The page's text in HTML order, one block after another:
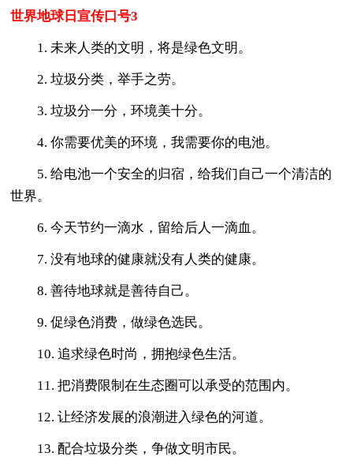
世界地球日宣传口号3
1. 未来人类的文明，将是绿色文明。
2. 垃圾分类，举手之劳。
3. 垃圾分一分，环境美十分。
4. 你需要优美的环境，我需要你的电池。
5. 给电池一个安全的归宿，给我们自己一个清洁的
世界。
6. 今天节约一滴水，留给后人一滴血。
7. 没有地球的健康就没有人类的健康。
8. 善待地球就是善待自己。
9. 促绿色消费，做绿色选民。
10. 追求绿色时尚，拥抱绿色生活。
11. 把消费限制在生态圈可以承受的范围内。
12. 让经济发展的浪潮进入绿色的河道。
13. 配合垃圾分类，争做文明市民。